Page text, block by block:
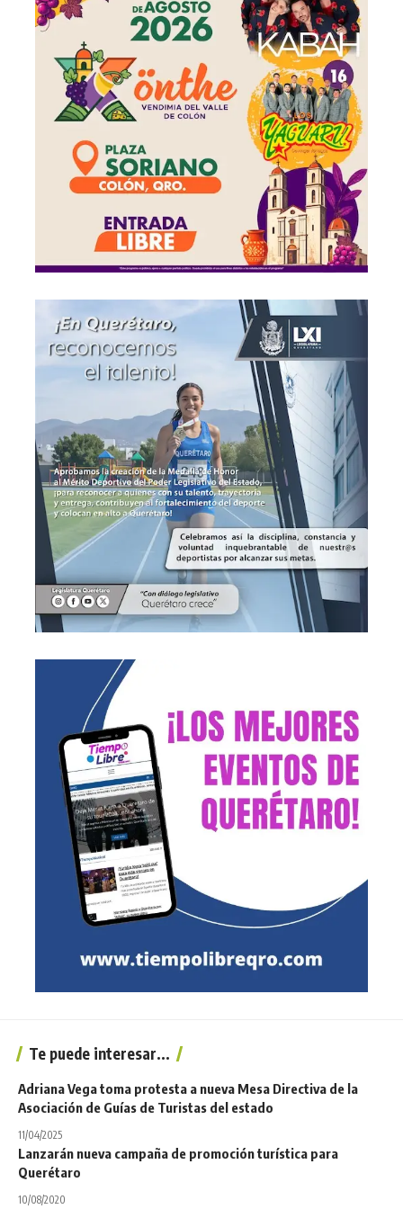
Te puede interesar...
Adriana Vega toma protesta a nueva Mesa Directiva de la
Asociación de Guías de Turistas del estado
11/04/2025
Lanzarán nueva campaña de promoción turística para
Querétaro
10/08/2020